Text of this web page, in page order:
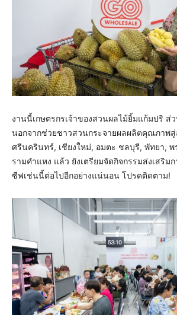
งานนี้เกษตรกรเจ้าของสวนผลไม้ยิ้มแก้มปริ ส่
นอกจากช่วยชาวสวนกระจายผลผลิตคุณภาพสู่
ศรีนครินทร์, เชียงใหม่, อมตะ ชลบุรี, พัทยา, พ
รามคำแหง แล้ว ยังเตรียมจัดกิจกรรมส่งเสริม
ซีฟเช่นนี้ต่อไปอีกอย่างแน่นอน โปรดติดตาม!